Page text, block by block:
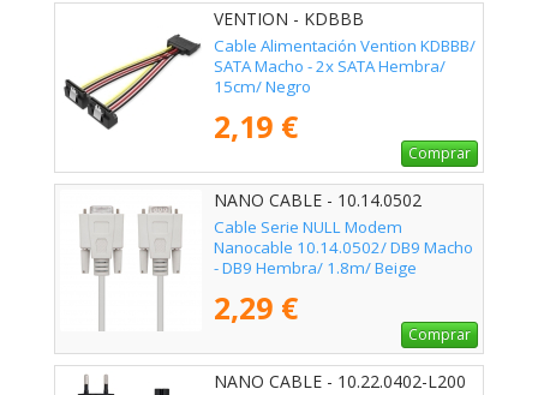
VENTION - KDBBB
Cable Alimentación Vention KDBBB/
SATA Macho - 2x SATA Hembra/
15cm/ Negro
2,19 €
Comprar
NANO CABLE - 10.14.0502
Cable Serie NULL Modem
Nanocable 10.14.0502/ DB9 Macho
- DB9 Hembra/ 1.8m/ Beige
2,29 €
Comprar
NANO CABLE - 10.22.0402-L200